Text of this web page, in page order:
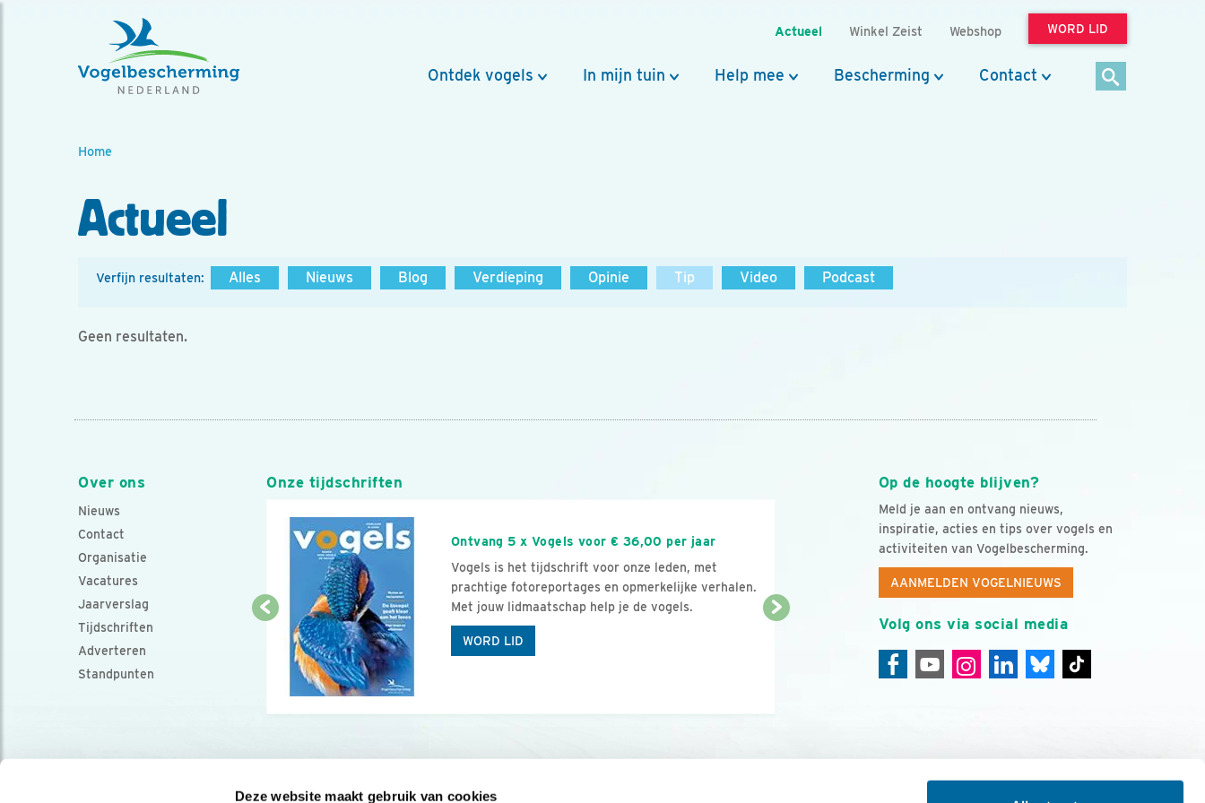
Deze website maakt gebruik van cookies
Actueel Winkel Zeist Webshop WORD LID
Ontdek vogels In mijn tuin Help mee Bescherming Contact
Home
Actueel
Verfijn resultaten: Alles Nieuws Blog Verdieping Opinie Tip Video Podcast
Geen resultaten.
Over ons
Nieuws
Contact
Organisatie
Vacatures
Jaarverslag
Tijdschriften
Adverteren
Standpunten
Op de hoogte blijven?
Meld je aan en ontvang nieuws,
inspiratie, acties en tips over vogels en
activiteiten van Vogelbescherming.
AANMELDEN VOGELNIEUWS
Volg ons via social media
Onze tijdschriften
Ontvang 5 x Vogels voor € 36,00 per jaar
Vogels is het tijdschrift voor onze leden, met
prachtige fotoreportages en opmerkelijke verhalen.
Met jouw lidmaatschap help je de vogels.
WORD LID